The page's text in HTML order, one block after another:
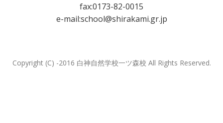
fax:0173-82-0015
e-mail:school@shirakami.gr.jp
Copyright (C) -2016 白神自然学校一ツ森校 All Rights Reserved.